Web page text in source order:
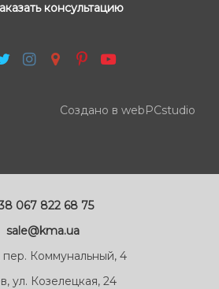
консультацию
Создано в webPCstudio
067 822 68 75
sale@kma.ua
пер. Коммунальный, 4
ул. Козелецкая, 24